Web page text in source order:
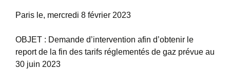
Paris le, mercredi 8 février 2023
OBJET : Demande d’intervention afin d’obtenir le
report de la fin des tarifs réglementés de gaz prévue au
30 juin 2023